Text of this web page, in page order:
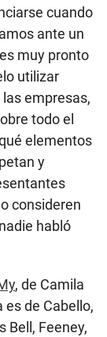
cuando
ante un
muy pronto
utilizar
empresas,
todo el
elementos
y
consideren
habló
, de Camila
es de Cabello,
Bell, Feeney,